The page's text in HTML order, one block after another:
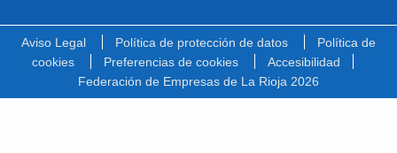
Aviso Legal Política de protección de datos
Política de
cookies
Preferencias de cookies
Accesibilidad
Federación de Empresas de La Rioja 2026